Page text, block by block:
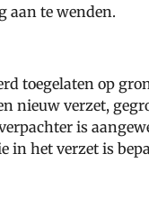
aan te wenden.
toegelaten op
nieuw verzet,
is
in het verzet is